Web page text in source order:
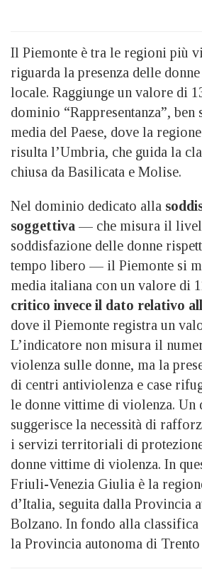
Il Piemonte è tra le regioni più
riguarda la presenza delle
locale. Raggiunge un valore di
dominio “Rappresentanza”,
media del Paese, dove la
risulta l’Umbria, che guida la
chiusa da Basilicata e Molise.
Nel dominio dedicato alla
soggettiva — che misura il
soddisfazione delle donne
tempo libero — il Piemonte si
media italiana con un valore di
critico invece il dato relativo
dove il Piemonte registra un
L’indicatore non misura il
violenza sulle donne, ma la
di centri antiviolenza e case
le donne vittime di violenza. Un
suggerisce la necessità di
i servizi territoriali di
donne vittime di violenza. In
Friuli-Venezia Giulia è la
d’Italia, seguita dalla Provincia
Bolzano. In fondo alla
la Provincia autonoma di